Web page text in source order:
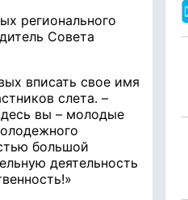
регионального
Совета
вписать свое имя
слета. –
вы – молодые
большой
деятельность